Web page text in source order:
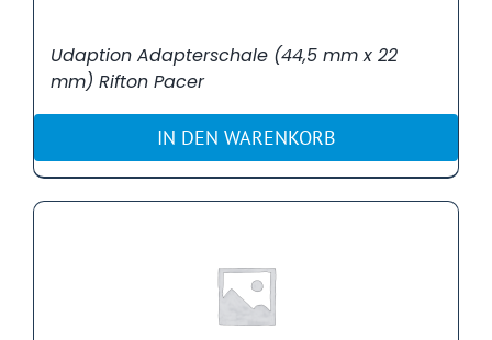
Udaption Adapterschale (44,5 mm x 22
mm) Rifton Pacer
IN DEN WARENKORB